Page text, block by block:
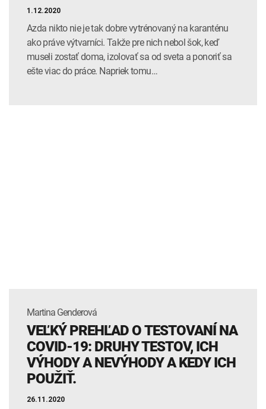
1.12.2020
Azda nikto nie je tak dobre vytrénovaný na karanténu
ako práve výtvarníci. Takže pre nich nebol šok, keď
museli zostať doma, izolovať sa od sveta a ponoriť sa
ešte viac do práce. Napriek tomu…
Martina Genderová
VEĽKÝ PREHĽAD O TESTOVANÍ NA
COVID-19: DRUHY TESTOV, ICH
VÝHODY A NEVÝHODY A KEDY ICH
POUŽIŤ.
26.11.2020